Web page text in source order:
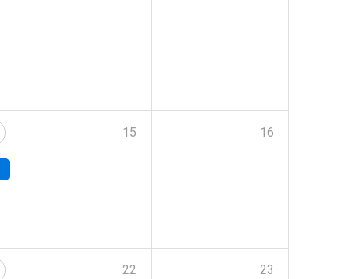
15 16
22 23